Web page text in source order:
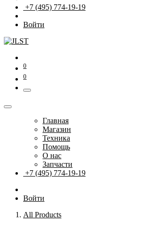
+7 (495) 774-19-19
Войти
0
0
Главная
Магазин
Техника
Помощь
О нас
Запчасти
+7 (495) 774-19-19
Войти
All Products